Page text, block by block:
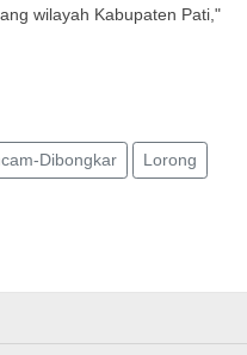
wilayah Kabupaten Pati,"
Dibongkar Lorong